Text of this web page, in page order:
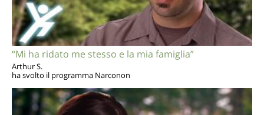
“Mi ha ridato me stesso e la mia famiglia”
Arthur S.
ha svolto il programma Narconon